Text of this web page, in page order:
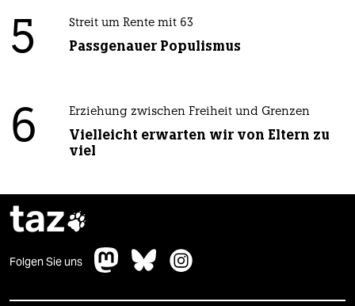
5 Streit um Rente mit 63
Passgenauer Populismus
6 Erziehung zwischen Freiheit und Grenzen
Vielleicht erwarten wir von Eltern zu
viel
taz
Folgen Sie uns